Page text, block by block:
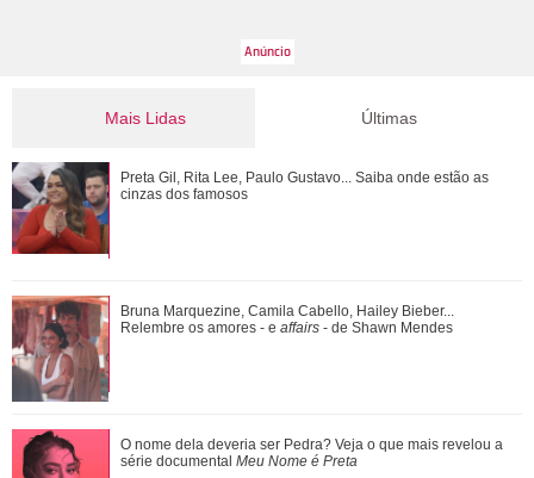
Mais Lidas
Bruna Marquezine, Camila Cabello, Hailey Bieber...
Relembre os amores - e affairs - de Shawn ...
O nome dela deveria ser Pedra? Veja o que mais revelou a
série documental Meu Nome é Preta
Ariana Grande anuncia pausa na carreira após críticas ao
corpo
Últimas
Preta Gil, Rita Lee, Paulo Gustavo... Saiba onde estão as
cinzas dos famosos
Bruna Marquezine, Camila Cabello, Hailey Bieber...
Relembre os amores - e affairs - de Shawn Mendes
O nome dela deveria ser Pedra? Veja o que mais revelou a
série documental Meu Nome é Preta